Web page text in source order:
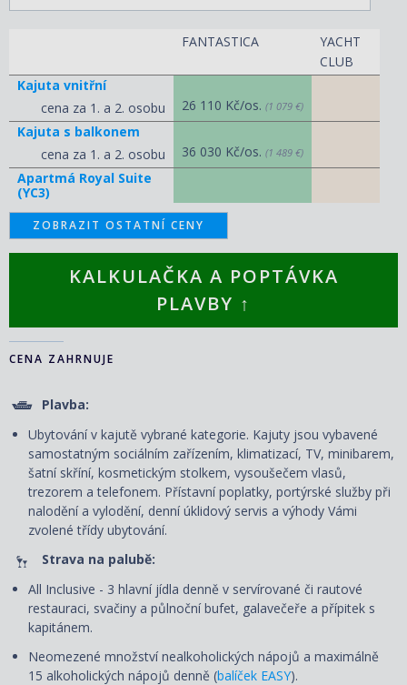
FANTASTICA
YACHT
CLUB
Kajuta vnitřní
cena za 1. a 2. osobu
26 110 Kč/os. (1 079 €)
Kajuta s balkonem
cena za 1. a 2. osobu
36 030 Kč/os. (1 489 €)
Apartmá Royal Suite
(YC3)
ZOBRAZIT OSTATNÍ CENY
KALKULAČKA A POPTÁVKA
PLAVBY ↑
CENA ZAHRNUJE
Plavba:
Ubytování v kajutě vybrané kategorie. Kajuty jsou vybavené
samostatným sociálním zařízením, klimatizací, TV, minibarem,
šatní skříní, kosmetickým stolkem, vysoušečem vlasů,
trezorem a telefonem. Přístavní poplatky, portýrské služby při
nalodění a vylodění, denní úklidový servis a výhody Vámi
zvolené třídy ubytování.
Strava na palubě:
All Inclusive - 3 hlavní jídla denně v servírované či rautové
restauraci, svačiny a půlnoční bufet, galavečeře a přípitek s
kapitánem.
Neomezené množství nealkoholických nápojů a maximálně
15 alkoholických nápojů denně (balíček EASY).